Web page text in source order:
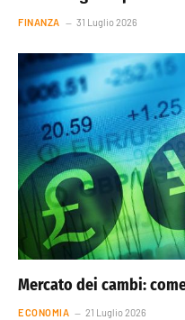
FINANZA 31 Luglio 2026
Mercato dei cambi:
ECONOMIA 21 Luglio 2026